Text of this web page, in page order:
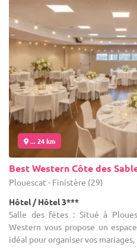
... 24 km
Best Western Côte des
Plouescat - Finistère (29)
Hôtel / Hôtel 3***
Salle des fêtes : Situé à
Western vous propose un
idéal pour organiser vos